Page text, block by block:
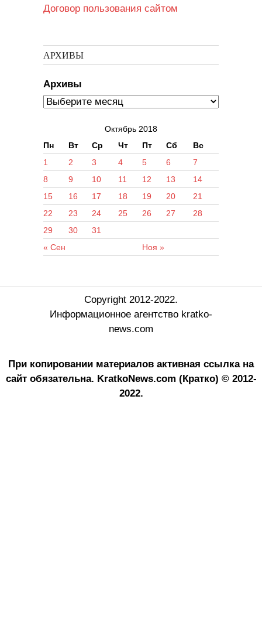
Договор пользования сайтом
АРХИВЫ
Архивы
Октябрь 2018
Пн
Вт Ср Чт Пт Сб Вс
« Сен Ноя »
1 2 3 4 5 6
7
8
9 10 11 12 13
14
15
16 17 18 19 20
21
22
23 24 25 26 27
28
29
30 31
Copyright 2012-2022.
Информационное агентство kratko-
news.com
При копировании материалов активная ссылка на
сайт обязательна. KratkoNews.com (Кратко) © 2012-
2022.